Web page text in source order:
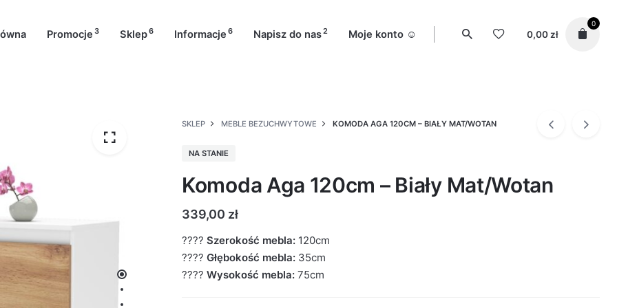
Promocje 3 Sklep6 Informacje 6 Napisz do nas2 Moje konto ☺️ 0,00 zł
0
SKLEP MEBLE BEZUCHWYTOWE KOMODA AGA 120CM – BIAŁY MAT/WOTAN
NA STANIE
Komoda Aga 120cm – Biały Mat/Wotan
339,00 zł
???? Szerokość mebla: 120cm
???? Głębokość mebla: 35cm
???? Wysokość mebla: 75cm